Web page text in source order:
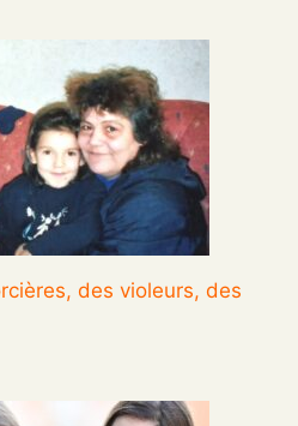
des violeurs, des